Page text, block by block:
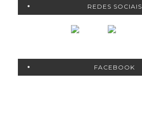
REDES SOCIAIS
FACEBOOK